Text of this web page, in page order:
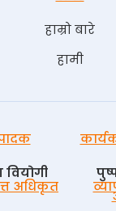
हाम्रो बारे
हामी
वियोगी
अधिकृत